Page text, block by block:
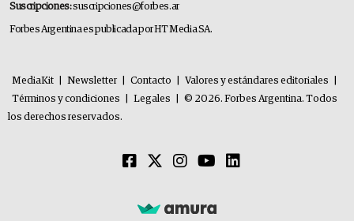
Suscripciones:suscripciones@forbes.ar
Forbes Argentina es publicada por HT Media SA.
MediaKit Newsletter Contacto Valores y estándares editoriales
Términos y condiciones
Legales
© 2026. Forbes Argentina. Todos
los derechos reservados.